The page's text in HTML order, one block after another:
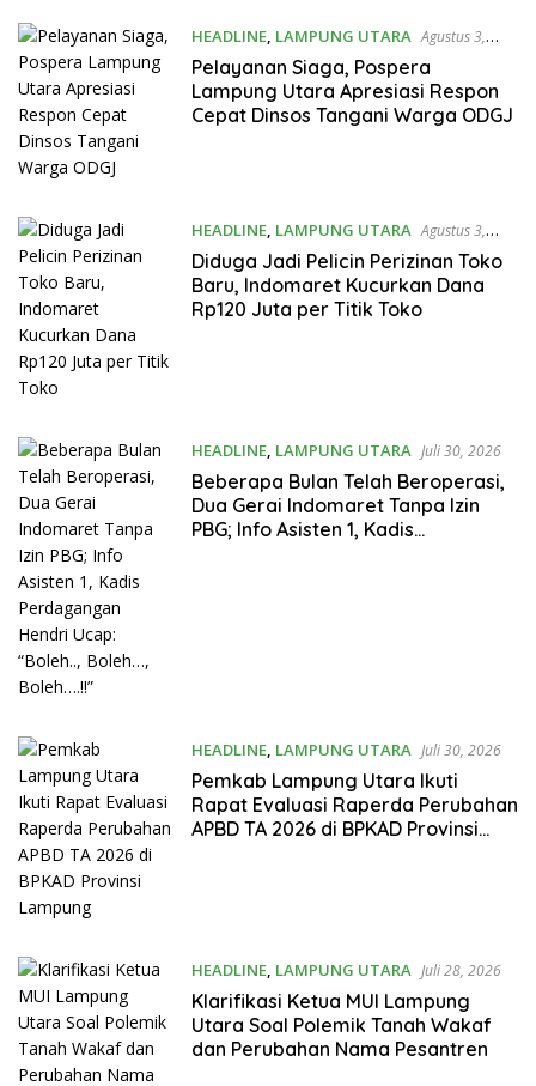
HEADLINE, LAMPUNG UTARA Agustus 3,
2026
Pelayanan Siaga, Pospera
Lampung Utara Apresiasi Respon
Cepat Dinsos Tangani Warga ODGJ
HEADLINE, LAMPUNG UTARA Agustus 3,
2026
‎Diduga Jadi Pelicin Perizinan Toko
Baru, Indomaret Kucurkan Dana
Rp120 Juta per Titik Toko
HEADLINE, LAMPUNG UTARA Juli 30, 2026
Beberapa Bulan Telah Beroperasi,
Dua Gerai Indomaret Tanpa Izin
PBG; Info Asisten 1, Kadis
HEADLINE, LAMPUNG UTARA Juli 30, 2026
Pemkab Lampung Utara Ikuti
Rapat Evaluasi Raperda Perubahan
APBD TA 2026 di BPKAD Provinsi
HEADLINE, LAMPUNG UTARA Juli 28, 2026
Klarifikasi Ketua MUI Lampung
Utara Soal Polemik Tanah Wakaf
dan Perubahan Nama Pesantren